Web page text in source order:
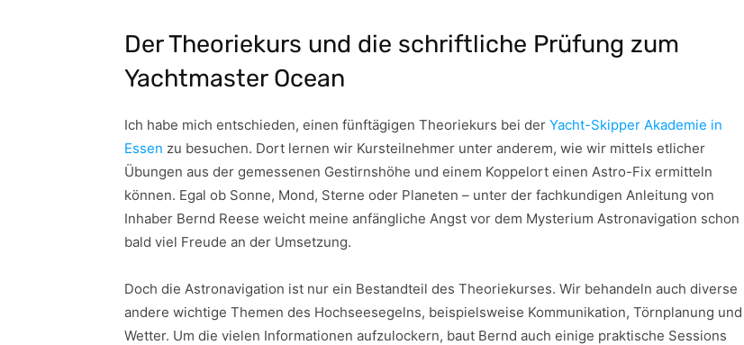
Der Theoriekurs und die schriftliche Prüfung zum
Yachtmaster Ocean
Ich habe mich entschieden, einen fünftägigen Theoriekurs bei der Yacht-Skipper Akademie in
Essen zu besuchen. Dort lernen wir Kursteilnehmer unter anderem, wie wir mittels etlicher
Übungen aus der gemessenen Gestirnshöhe und einem Koppelort einen Astro-Fix ermitteln
können. Egal ob Sonne, Mond, Sterne oder Planeten – unter der fachkundigen Anleitung von
Inhaber Bernd Reese weicht meine anfängliche Angst vor dem Mysterium Astronavigation schon
bald viel Freude an der Umsetzung.
Doch die Astronavigation ist nur ein Bestandteil des Theoriekurses. Wir behandeln auch diverse
andere wichtige Themen des Hochseesegelns, beispielsweise Kommunikation, Törnplanung und
Wetter. Um die vielen Informationen aufzulockern, baut Bernd auch einige praktische Sessions